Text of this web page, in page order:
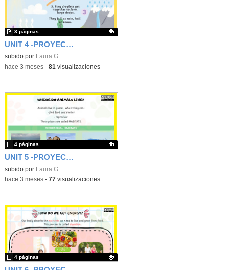
UNIT 4 -PROYECTO PROPIO DE CIENCIAS 1ER CICLO- CEIP FGL
Contenido educativo.
subido por Laura G.
3 páginas
-hace 3 meses- 81 visualizaciones
UNIT 5 -PROYECTO PROPIO DE CIENCIAS 1ER CICLO- CEIP FGL
Contenido educativo.
subido por Laura G.
4 páginas
-hace 3 meses- 77visualizaciones
4 páginas